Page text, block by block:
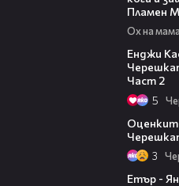
Пламен
Ох на мама
Енджи
Част 2
5
3
Етър -